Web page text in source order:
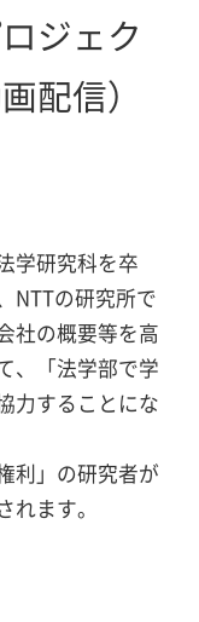
ジェク
配信）
学研究科を卒
NTTの研究所で
社の概要等を高
、「法学部で学
力することにな
利」の研究者が
ます。